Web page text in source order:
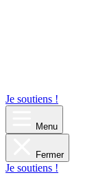
Je soutiens !
Menu
Fermer
Je soutiens !